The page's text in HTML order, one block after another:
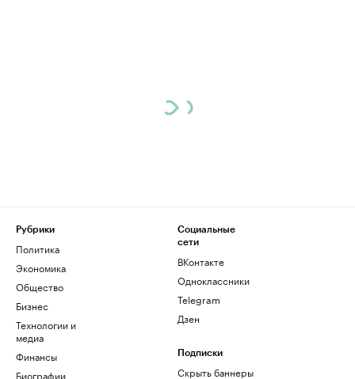
Рубрики
Политика
Экономика
Общество
Бизнес
Технологии и
медиа
Финансы
Биографии
Социальные
сети
ВКонтакте
Одноклассники
Telegram
Дзен
Подписки
Скрыть баннеры